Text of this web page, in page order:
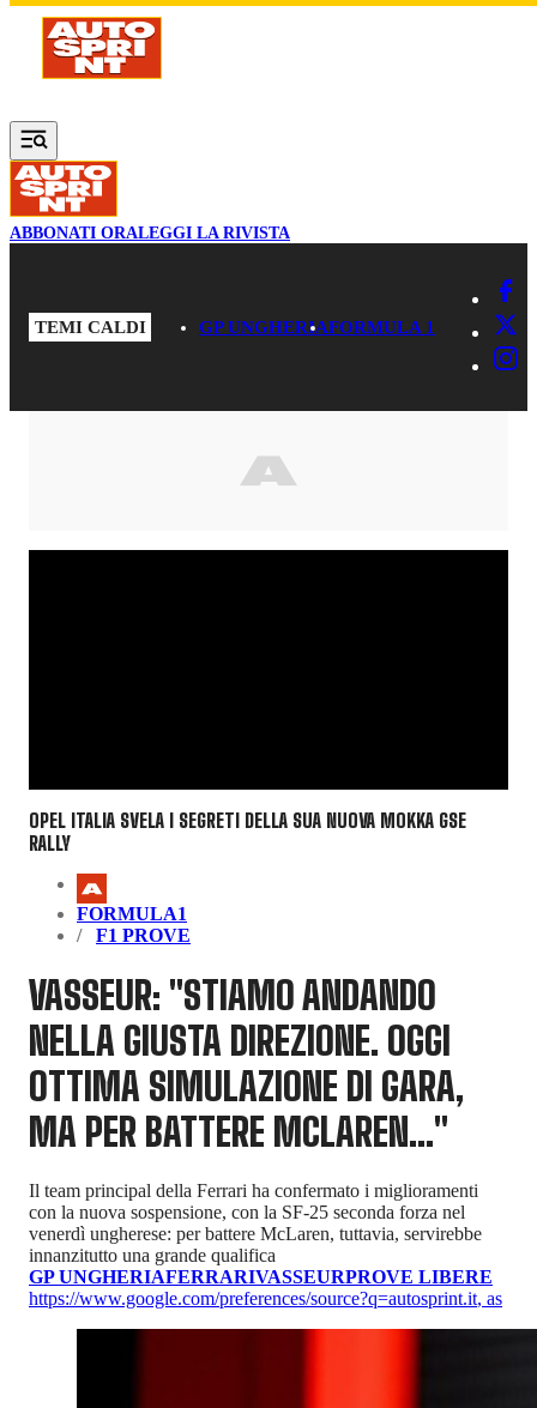
Vai al contenuto principale
ABBONATI ORALEGGI LA RIVISTA
TEMI CALDI GP UNGHERIAFORMULA 1
OPEL ITALIA SVELA I SEGRETI DELLA SUA NUOVA MOKKA GSE
RALLY
FORMULA1
F1 PROVE
VASSEUR: "STIAMO ANDANDO
NELLA GIUSTA DIREZIONE. OGGI
OTTIMA SIMULAZIONE DI GARA,
MA PER BATTERE MCLAREN..."
Il team principal della Ferrari ha confermato i miglioramenti
con la nuova sospensione, con la SF-25 seconda forza nel
venerdì ungherese: per battere McLaren, tuttavia, servirebbe
innanzitutto una grande qualifica
GP UNGHERIAFERRARIVASSEURPROVE LIBERE
https://www.google.com/preferences/source?q=autosprint.it, as